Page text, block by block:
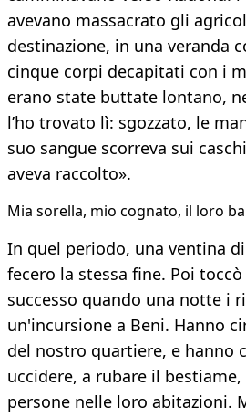
avevano massacrato gli
destinazione, in una veranda
cinque corpi decapitati con i
erano state buttate lontano,
l’ho trovato lì: sgozzato, le
suo sangue scorreva sui
aveva raccolto».
Mia sorella, mio cognato, il loro
In quel periodo, una ventina
fecero la stessa fine. Poi toccò
successo quando una notte i
un'incursione a Beni. Hanno
del nostro quartiere, e hanno
uccidere, a rubare il
persone nelle loro abitazioni.